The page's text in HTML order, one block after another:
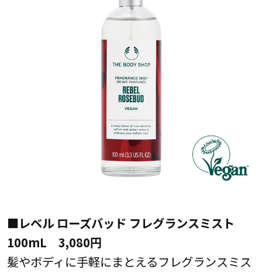
■レベル ローズバッド フレグランスミスト
100mL 3,080円
髪やボディに手軽にまとえるフレグランスミス